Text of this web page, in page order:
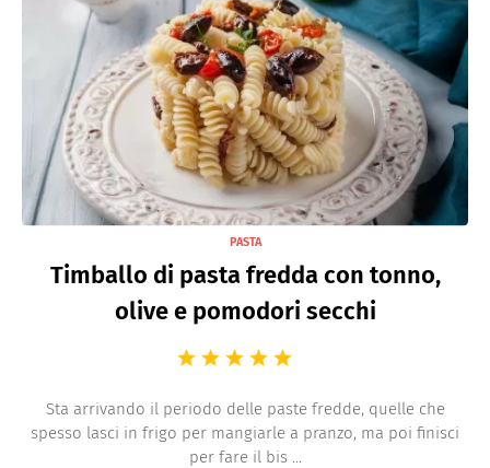
PASTA
Timballo di pasta fredda con tonno,
olive e pomodori secchi
Sta arrivando il periodo delle paste fredde, quelle che
spesso lasci in frigo per mangiarle a pranzo, ma poi finisci
per fare il bis ...